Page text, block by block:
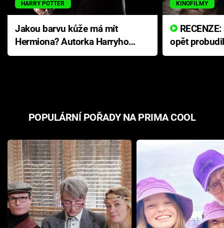
HARRY POTTER
Jakou barvu kůže má mít
Hermiona? Autorka Harryho
Pottera přišla s ráznou
KINOFILMY
opět
přichází s
POPULÁRNÍ POŘADY NA PRIMA COOL